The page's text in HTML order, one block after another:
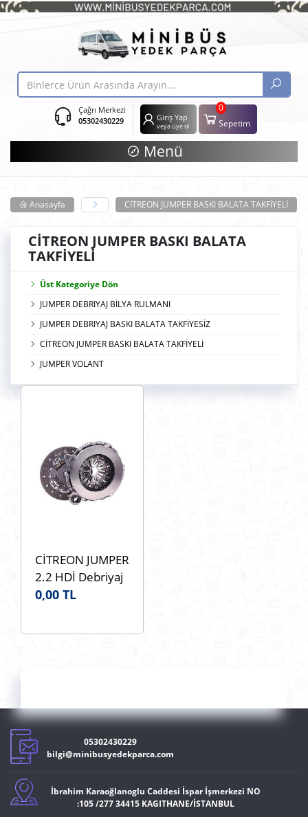
Çağrı Merkezi
05302430229
Giriş Yap
veya üye ol
0
Sepetim
Menü
Anasayfa CİTREON JUMPER BASKI BALATA TAKFİYELİ
CİTREON JUMPER BASKI BALATA
TAKFİYELİ
Üst Kategoriye Dön
JUMPER DEBRIYAJ BİLYA RULMANI
JUMPER DEBRIYAJ BASKI BALATA TAKFİYESİZ
CİTREON JUMPER BASKI BALATA TAKFİYELİ
JUMPER VOLANT
CİTREON JUMPER
2.2 HDİ Debriyaj
Baskı Balata Bilya
0,00 TL
05302430229
bilgi@minibusyedekparca.com
İbrahim Karaoğlanoglu Caddesi İspar İşmerkezi NO
:105 /277 34415 KAGITHANE/İSTANBUL